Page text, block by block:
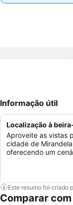
Informação útil
Localização à
Aproveite as vistas
cidade de
oferecendo um
Este resumo foi criado
Comparar